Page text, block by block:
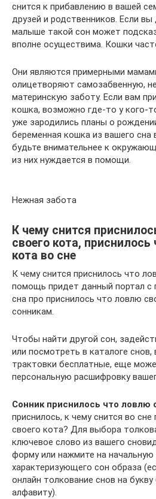
снится к прибавлению в вашей
друзей и родственников. Если
малыше такой сон может
вполне осуществима. Кошки
Они являются примерными
олицетворяют самозабвенную,
материнскую заботу. Если вам
кошка, возможно где-то у кого-
уже зародились планы о
беременная кошка из вашего
будьте внимательнее к
из них нуждается в помощи.
Нежная забота
К чему снится
своего кота,
кота во сне
К чему снится приснилось что
помощь придет данный портал с
сна про приснилось что ловлю
сонникам.
Чтобы найти другой сон,
или посмотреть в каталоге снов,
трактовки бесплатные, еще
персональную расшифровку
Сонник приснилось что ловлю
приснилось, к чему снится во
своего кота? Для выбора
ключевое слово из вашего
форму или нажмите на начальную
характеризующего сон образа
онлайн толкование снов на
алфавиту).